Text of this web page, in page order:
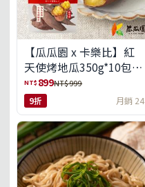
【瓜瓜園 x 卡樂比】紅
天使烤地瓜350g*10包
(免運組)
NT$ 899NT$ 999
9折 月銷 24